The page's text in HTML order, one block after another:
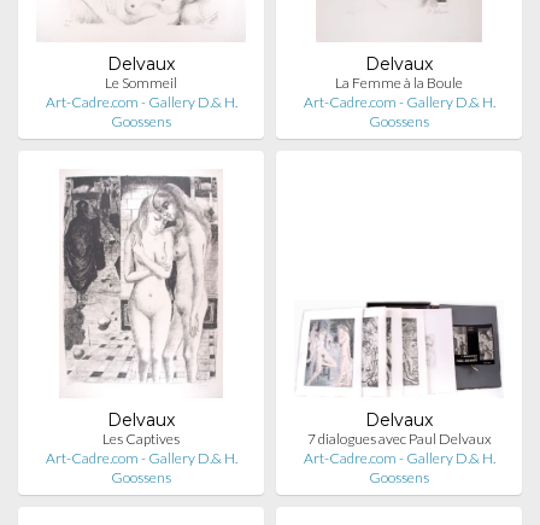
Delvaux
Le Sommeil
Art-Cadre.com - Gallery D.& H.
Goossens
Delvaux
La Femme à la Boule
Art-Cadre.com - Gallery D.& H.
Goossens
Delvaux
Les Captives
Art-Cadre.com - Gallery D.& H.
Goossens
Delvaux
7 dialogues avec Paul Delvaux
Art-Cadre.com - Gallery D.& H.
Goossens